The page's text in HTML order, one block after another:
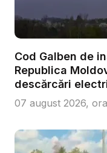
Cod Galben de
Republica
descărcări
Câ...
07 august 2026,